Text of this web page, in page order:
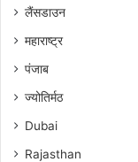
लैंसडाउन
महाराष्ट्र
पंजाब
ज्योतिर्मठ
Dubai
Rajasthan